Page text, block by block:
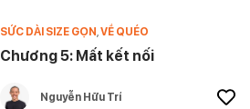
SỨC DÀI SIZE GỌN,VỀ QUÉO
Chương 5: Mất kết nối
Nguyễn Hữu Trí